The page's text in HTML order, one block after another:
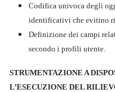
Codifica univoca degli
identificativi che evitino
Definizione dei campi
secondo i profili utente.
STRUMENTAZIONE A
L’ESECUZIONE DEL